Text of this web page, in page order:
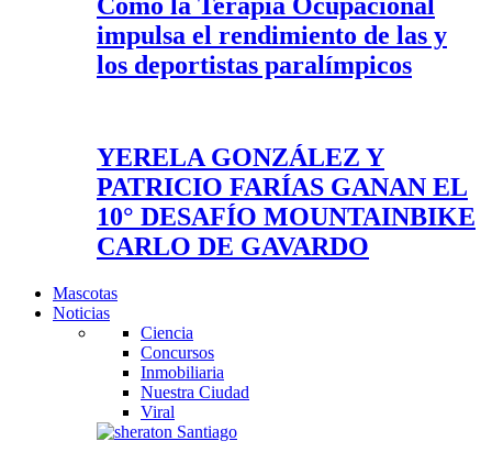
impulsa el rendimiento de las y
los deportistas paralímpicos
YERELA GONZÁLEZ Y
PATRICIO FARÍAS GANAN EL
10° DESAFÍO MOUNTAINBIKE
CARLO DE GAVARDO
Mascotas
Noticias
Ciencia
Concursos
Inmobiliaria
Nuestra Ciudad
Viral